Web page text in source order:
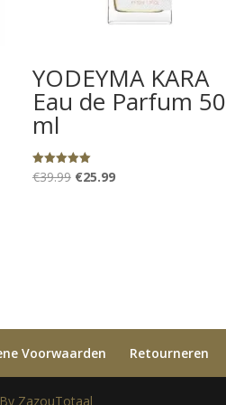
YODEYMA KARA
Eau de Parfum 50
ml
Gewaardeerd
5.00
€39.99 Oorspronkelijke
€25.99Huidige
Voorwaarden Retourneren
ZazouTotaal